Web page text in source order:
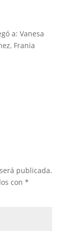
a: Vanesa
Frania
publicada.
con *